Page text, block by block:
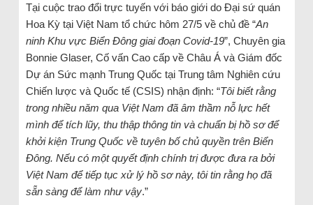
Tại cuộc trao đổi trực tuyến với báo giới do Đại sứ quán
Hoa Kỳ tại Việt Nam tổ chức hôm 27/5 về chủ đề “An
ninh Khu vực Biển Đông giai đoạn Covid-19”, Chuyên gia
Bonnie Glaser, Cố vấn Cao cấp về Châu Á và Giám đốc
Dự án Sức mạnh Trung Quốc tại Trung tâm Nghiên cứu
Chiến lược và Quốc tế (CSIS) nhận định: “Tôi biết rằng
trong nhiều năm qua Việt Nam đã âm thầm nỗ lực hết
mình để tích lũy, thu thập thông tin và chuẩn bị hồ sơ để
khởi kiện Trung Quốc về tuyên bố chủ quyền trên Biển
Đông. Nếu có một quyết định chính trị được đưa ra bởi
Việt Nam để tiếp tục xử lý hồ sơ này, tôi tin rằng họ đã
sẵn sàng để làm như vậy.”